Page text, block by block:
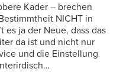
Kader – brechen
NICHT in
es ja der Neue, dass das
da ist und nicht nur
und die Einstellung